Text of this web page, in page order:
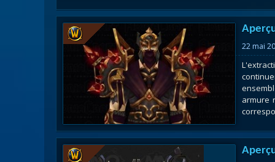
22 mai
armure